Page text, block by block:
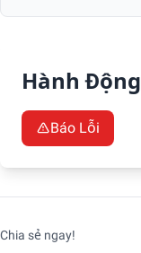
Hành Động
Báo Lỗi
Chia sẻ ngay!